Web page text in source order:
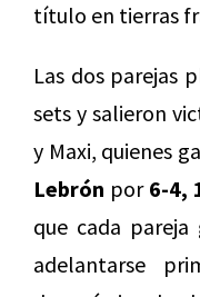
título en tierras
Las dos parejas
sets y salieron
y Maxi, quienes
Lebrón por 6-4,
que cada pareja
adelantarse